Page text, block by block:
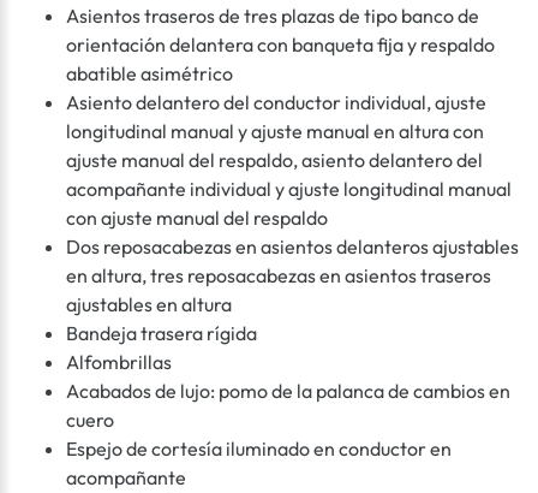
Asientos traseros de tres plazas de tipo banco de
orientación delantera con banqueta fija y respaldo
abatible asimétrico
Asiento delantero del conductor individual, ajuste
longitudinal manual y ajuste manual en altura con
ajuste manual del respaldo, asiento delantero del
acompañante individual y ajuste longitudinal manual
con ajuste manual del respaldo
Dos reposacabezas en asientos delanteros ajustables
en altura, tres reposacabezas en asientos traseros
ajustables en altura
Bandeja trasera rígida
Alfombrillas
Acabados de lujo: pomo de la palanca de cambios en
cuero
Espejo de cortesía iluminado en conductor en
acompañante